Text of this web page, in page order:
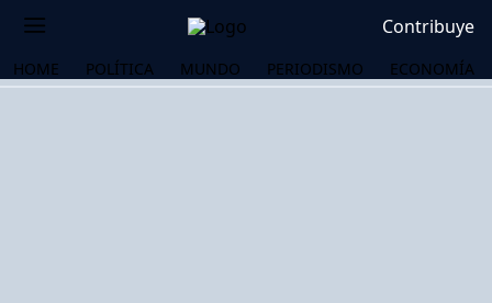
Contribuye
HOME POLÍTICA MUNDO PERIODISMO ECONOMÍA